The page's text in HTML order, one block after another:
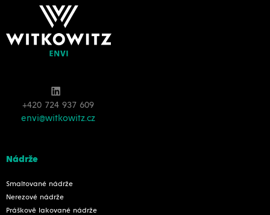
+420 724 937 609
envi@witkowitz.cz
Nádrže
Smaltované nádrže
Nerezové nádrže
Práškově lakované nádrže